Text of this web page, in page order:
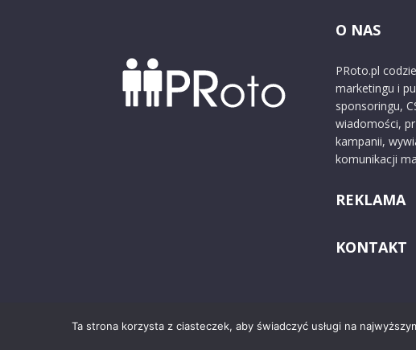
O NAS
PRoto.pl
marketingu i
sponsoringu,
wiadomości,
kampanii,
komunikacji
REKLAMA
KONTAKT
© 2024 PRoto.pl
Ta strona korzysta z ciasteczek, aby świadczyć usługi na